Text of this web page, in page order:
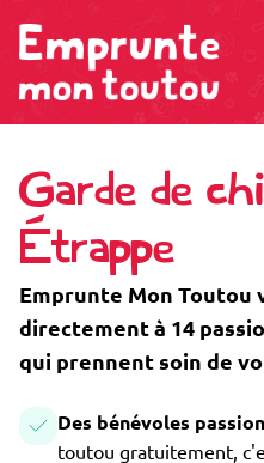
Garde de
Étrappe
Emprunte Mon Toutou
directement à 14
qui prennent soin de
Des bénévoles
toutou gratuitement,